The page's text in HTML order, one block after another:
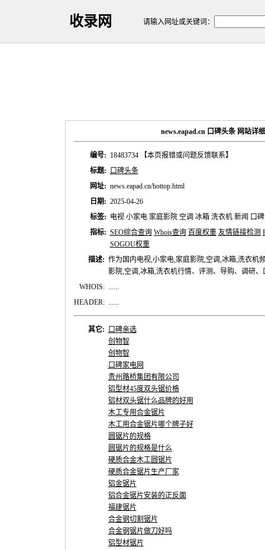
收录网 请输入网址或关键词：
news.eapad.cn 口碑头条 网站详
编号: 18483734
【本页报错或问题反馈联系】
标题:
口碑头条
网址: news.eapad.cn/hottop.html
日期: 2025-04-26
标签: 电视 小家电 家庭影院 空调 冰箱 洗衣机 新闻 口
指标: SEO综合查询 Whois查询 百度权重 友情链接检测
SOGOU权重
描述: 作为国内电视,小家电,家庭影院,空调,冰箱,洗衣机
影院,空调,冰箱,洗衣机行情、评测、导购、调研、
WHOIS: ......
HEADER: ......
其它:
口碑亲选
创物智
创物智
口碑家电网
贵州路桥集团有限公司
铝型材45度双头锯价格
铝材双头锯什么品牌的好用
木工专用合金锯片
木工用合金锯片哪个牌子好
圆锯片的规格
圆锯片的规格是什么
硬质合金木工圆锯片
硬质合金锯片生产厂家
铝金锯片
铝合金锯片安装的正反面
福建锯片
合金钢切割锯片
合金钢锯片做刀好吗
铝型材锯片